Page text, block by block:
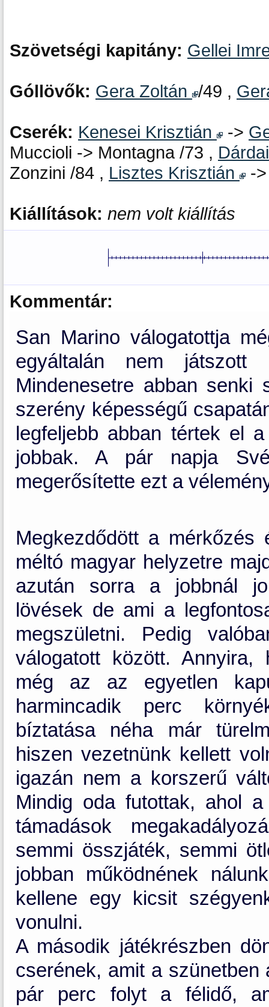
Szövetségi kapitány: Gellei
Góllövők: Gera Zoltán /49 ,
Cserék: Kenesei Krisztián ->
Muccioli -> Montagna /73 ,
Zonzini /84 , Lisztes Krisztián -
Kiállítások: nem volt kiállítás
Kommentár:
San Marino válogatottja
egyáltalán nem
Mindenesetre abban
szerény képességű
legfeljebb abban tértek el
jobbak. A pár napja
megerősítette ezt a
Megkezdődött a
méltó magyar helyzetre
azután sorra a jobbnál
lövések de ami a
megszületni. Pedig
válogatott között. Annyira,
még az az egyetlen
harmincadik perc
bíztatása néha már
hiszen vezetnünk kellett
igazán nem a korszerű
Mindig oda futottak, ahol
támadások
semmi összjáték, semmi
jobban működnének
kellene egy kicsit
vonulni.
A második játékrészben
cserének, amit a
pár perc folyt a félidő,